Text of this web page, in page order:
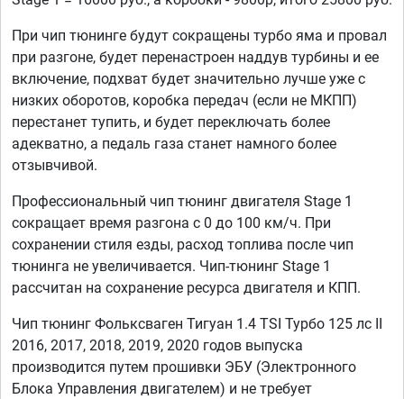
При чип тюнинге будут сокращены турбо яма и провал
при разгоне, будет перенастроен наддув турбины и ее
включение, подхват будет значительно лучше уже с
низких оборотов, коробка передач (если не МКПП)
перестанет тупить, и будет переключать более
адекватно, а педаль газа станет намного более
отзывчивой.
Профессиональный чип тюнинг двигателя Stage 1
сокращает время разгона с 0 до 100 км/ч. При
сохранении стиля езды, расход топлива после чип
тюнинга не увеличивается. Чип-тюнинг Stage 1
рассчитан на сохранение ресурса двигателя и КПП.
Чип тюнинг Фольксваген Тигуан 1.4 TSI Турбо 125 лс II
2016, 2017, 2018, 2019, 2020 годов выпуска
производится путем прошивки ЭБУ (Электронного
Блока Управления двигателем) и не требует